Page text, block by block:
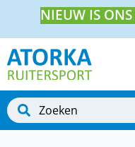
NIEUW IS ONS